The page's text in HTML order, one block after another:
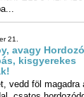
nagy
technikával
területén...